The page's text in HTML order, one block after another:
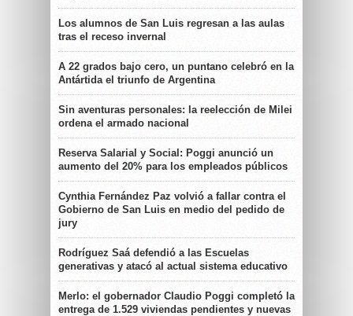
Los alumnos de San Luis regresan a las aulas
tras el receso invernal
A 22 grados bajo cero, un puntano celebró en la
Antártida el triunfo de Argentina
Sin aventuras personales: la reelección de Milei
ordena el armado nacional
Reserva Salarial y Social: Poggi anunció un
aumento del 20% para los empleados públicos
Cynthia Fernández Paz volvió a fallar contra el
Gobierno de San Luis en medio del pedido de
jury
Rodríguez Saá defendió a las Escuelas
generativas y atacó al actual sistema educativo
Merlo: el gobernador Claudio Poggi completó la
entrega de 1.529 viviendas pendientes y nuevas